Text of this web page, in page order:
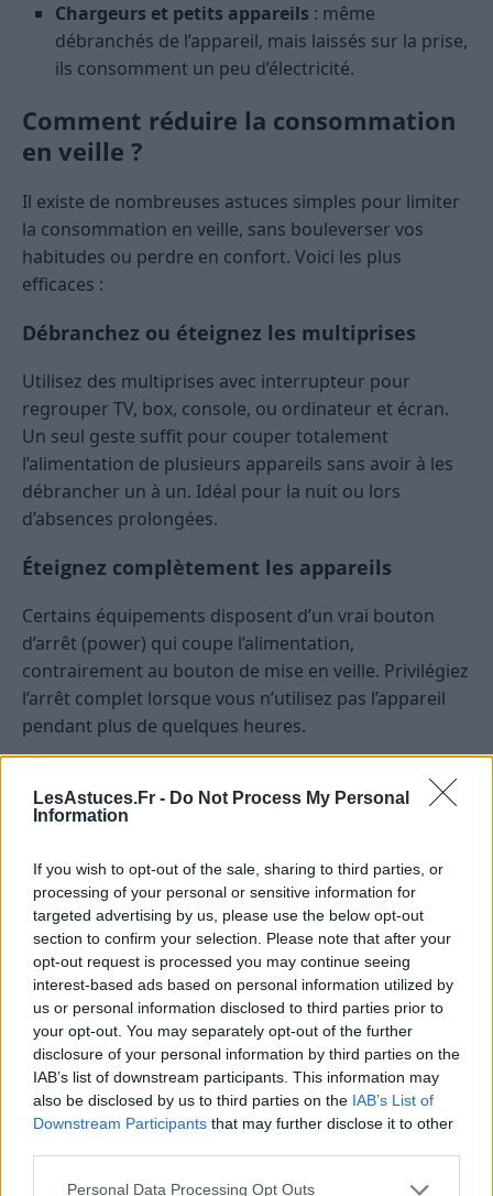
LesAstuces.Fr - Do Not Process My Personal
Information
If you wish to opt-out of the sale, sharing to third parties, or
processing of your personal or sensitive information for
targeted advertising by us, please use the below opt-out
section to confirm your selection. Please note that after your
opt-out request is processed you may continue seeing
interest-based ads based on personal information utilized by
us or personal information disclosed to third parties prior to
your opt-out. You may separately opt-out of the further
disclosure of your personal information by third parties on the
IAB’s list of downstream participants. This information may
also be disclosed by us to third parties on the IAB’s List of
Downstream Participants that may further disclose it to other
Personal Data Processing Opt Outs
Chargeurs et petits appareils : même
débranchés de l’appareil, mais laissés sur la prise,
ils consomment un peu d’électricité.
Comment réduire la consommation
en veille ?
Il existe de nombreuses astuces simples pour limiter
la consommation en veille, sans bouleverser vos
habitudes ou perdre en confort. Voici les plus
efficaces :
Débranchez ou éteignez les multiprises
Utilisez des multiprises avec interrupteur pour
regrouper TV, box, console, ou ordinateur et écran.
Un seul geste suffit pour couper totalement
l’alimentation de plusieurs appareils sans avoir à les
débrancher un à un. Idéal pour la nuit ou lors
d’absences prolongées.
Éteignez complètement les appareils
Certains équipements disposent d’un vrai bouton
d’arrêt (power) qui coupe l’alimentation,
contrairement au bouton de mise en veille. Privilégiez
l’arrêt complet lorsque vous n’utilisez pas l’appareil
pendant plus de quelques heures.
Un chargeur branché consomme de l’énergie même
vous à les retirer de la prise après chaque charge :
c’est un geste simple et efficace.
Désactivez les fonctions inutiles
Sur les téléviseurs, consoles, box ou imprimantes,
désactivez les options qui maintiennent une
connexion permanente (“allumage rapide”, “veille
réseau”, “mise à jour automatique”). Consultez les
paramètres pour limiter la veille avancée.
Choisissez des appareils économes